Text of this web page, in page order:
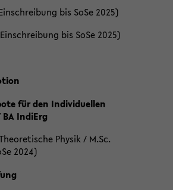
bis SoSe 2025)
bis SoSe 2025)
für den Individuellen
IndiErg
Physik / M.Sc.
2024)